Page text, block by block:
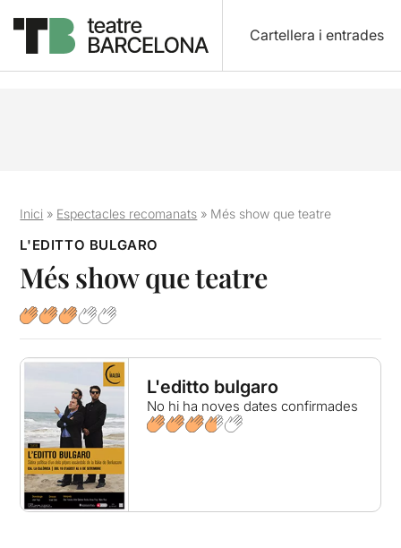
Cartellera i entrades
Inici » Espectacles recomanats » Més show que teatre
L'EDITTO BULGARO
Més show que teatre
L'editto bulgaro
No hi ha noves dates confirmades